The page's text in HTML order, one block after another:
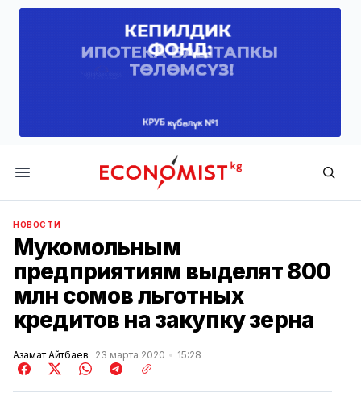
Economist.kg
НОВОСТИ
Мукомольным
предприятиям выделят 800
млн сомов льготных
кредитов на закупку зерна
Азамат Айтбаев 23 марта 2020 15:28